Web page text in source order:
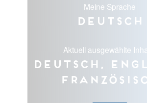
Meine Sprache
Deutsch
Aktuell ausgewählte
Deutsch,